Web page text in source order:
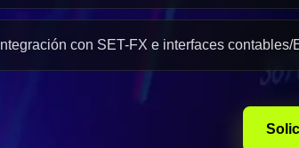
Integración con SET-FX e interfaces contables/